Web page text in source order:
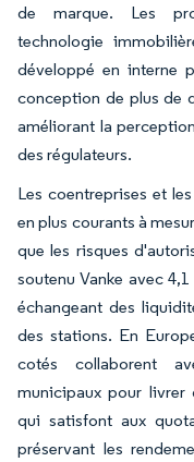
de marque. Les
technologie
développé en interne
conception de plus de
améliorant la
des régulateurs.
Les coentreprises et
en plus courants à
que les risques
soutenu Vanke avec
échangeant des
des stations. En
cotés collaborent
municipaux pour livrer
qui satisfont aux
préservant les